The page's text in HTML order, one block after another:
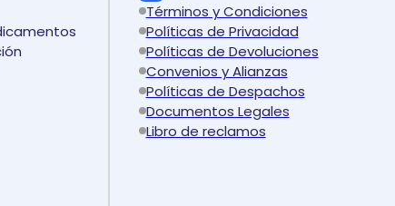
Términos y Condiciones
Políticas de Privacidad
Políticas de Devoluciones
Convenios y Alianzas
Políticas de Despachos
Documentos Legales
Libro de reclamos